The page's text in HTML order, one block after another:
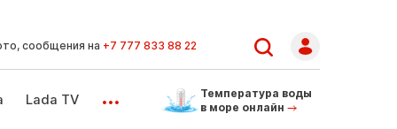
сообщения на +7 777 833 88 22
Lada TV ...
Температура воды
в море онлайн